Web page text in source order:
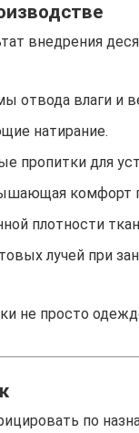
внедрения
отвода влаги и
натирание.
пропитки для
комфорт
плотности
лучей при
не просто
по